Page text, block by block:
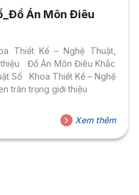
Án Môn Điêu
Thiết Kế – Nghệ Thuật,
Đồ Án Môn Điêu Khắc
Số Khoa Thiết Kế – Nghệ
trân trọng giới thiệu
Xem thêm